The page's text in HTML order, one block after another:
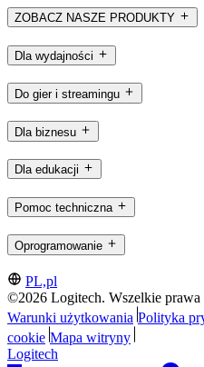
ZOBACZ NASZE PRODUKTY
Dla wydajności
Do gier i streamingu
Dla biznesu
Dla edukacji
Pomoc techniczna
Oprogramowanie
PL,pl
©2026 Logitech. Wszelkie prawa
Warunki użytkowania Polityka
cookie Mapa witryny
Logitech